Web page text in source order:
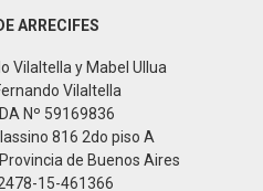
ARRECIFES
Vilaltella y Mabel Ullua
Vilaltella
Nº 59169836
816 2do piso A
de Buenos Aires
15-461366